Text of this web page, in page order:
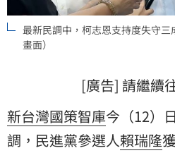
最新民調中，柯志恩支持度失守
畫面）
[廣告] 請繼續
新台灣國策智庫今（12）
調 ，民進黨參選人賴瑞隆